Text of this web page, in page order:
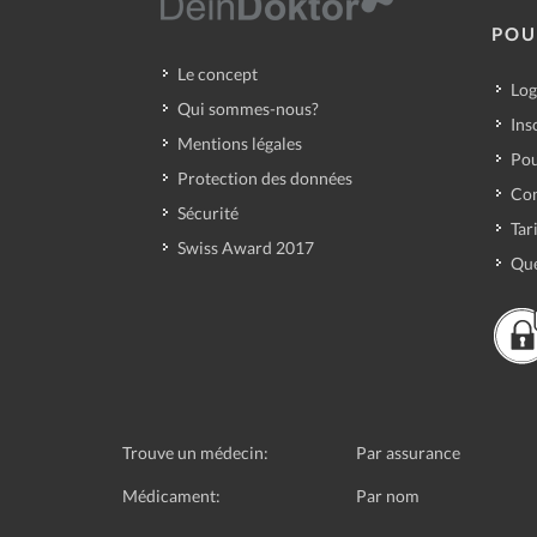
Le concept
Qui sommes-nous?
Mentions légales
Protection des données
Sécurité
Swiss Award 2017
Trouve un médecin: Par assurance
Médicament: Par nom